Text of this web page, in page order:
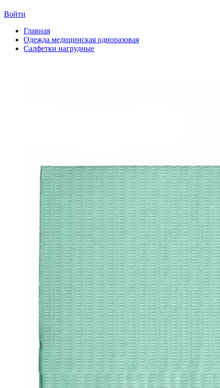
Войти
Главная
Одежда медицинская одноразовая
Салфетки нагрудные